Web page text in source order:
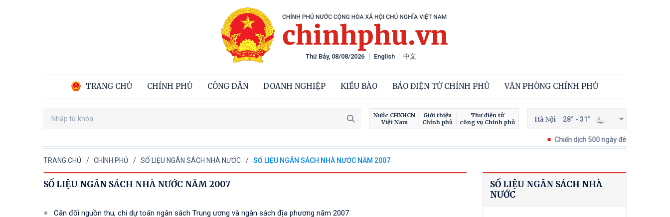
English 中文
TRANG CHỦ CHÍNH PHỦ CÔNG DÂN DOANH NGHIỆP KIỀU BÀO BÁO ĐIỆN TỬ CHÍNH PHỦ VĂN PHÒNG CHÍNH PHỦ
Thứ Bảy, 08/08/2026
Nước CHXHCN
Việt Nam
Giới thiệu
Chính phủ
Thư điện tử
công vụ Chính phủ
Hà Nội 28° - 31°
Chiến dịch 500 ngày đêm tìm kiếm, quy
TRANG CHỦ CHÍNH PHỦ SỐ LIỆU NGÂN SÁCH NHÀ NƯỚC SỐ LIỆU NGÂN SÁCH NHÀ NƯỚC NĂM 2007
SỐ LIỆU NGÂN SÁCH NHÀ NƯỚC NĂM 2007
Cân đối nguồn thu, chi dự toán ngân sách Trung ương và ngân sách địa phương năm 2007
SỐ LIỆU NGÂN SÁCH NHÀ
NƯỚC